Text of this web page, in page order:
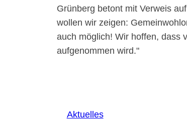
Grünberg betont mit Verweis
wollen wir zeigen:
auch möglich! Wir hoffen, dass
aufgenommen wird.
Aktuelles